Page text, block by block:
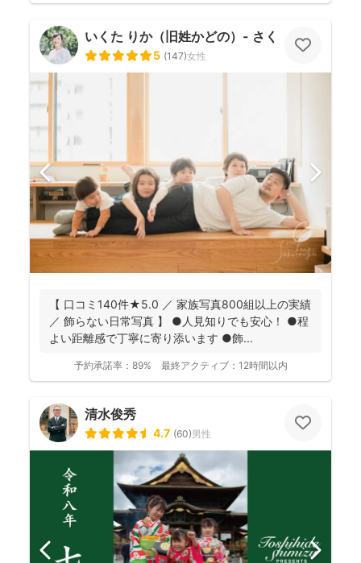
いくた りか（旧姓かどの）- さくらふ写真 -
5 (147)女性
【 口コミ140件★5.0 ／ 家族写真800組以上の実績
／ 飾らない日常写真 】 ●人見知りでも安心！ ●程
よい距離感で丁寧に寄り添います ●飾...
予約承諾率： 89% 最終アクティブ： 12時間以内
清水俊秀
4.7 (60)男性